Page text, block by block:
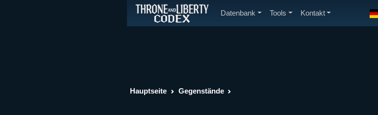
Datenbank Tools Kontakt
Hauptseite Gegenstände